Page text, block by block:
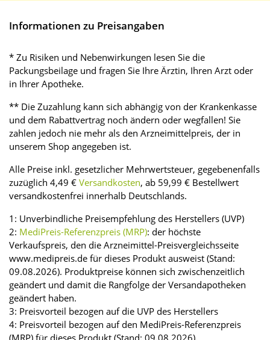
Informationen zu Preisangaben
* Zu Risiken und Nebenwirkungen lesen Sie die
Packungsbeilage und fragen Sie Ihre Ärztin, Ihren Arzt oder
in Ihrer Apotheke.
** Die Zuzahlung kann sich abhängig von der Krankenkasse
und dem Rabattvertrag noch ändern oder wegfallen! Sie
zahlen jedoch nie mehr als den Arzneimittelpreis, der in
unserem Shop angegeben ist.
Alle Preise inkl. gesetzlicher Mehrwertsteuer, gegebenenfalls
zuzüglich 4,49 € Versandkosten, ab 59,99 € Bestellwert
versandkostenfrei innerhalb Deutschlands.
1: Unverbindliche Preisempfehlung des Herstellers (UVP)
2: MediPreis-Referenzpreis (MRP): der höchste
Verkaufspreis, den die Arzneimittel-Preisvergleichsseite
www.medipreis.de für dieses Produkt ausweist (Stand:
09.08.2026). Produktpreise können sich zwischenzeitlich
geändert und damit die Rangfolge der Versandapotheken
geändert haben.
3: Preisvorteil bezogen auf die UVP des Herstellers
4: Preisvorteil bezogen auf den MediPreis-Referenzpreis
(MRP) für dieses Produkt (Stand: 09.08.2026).